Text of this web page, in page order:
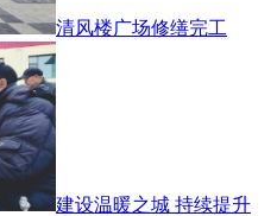
清风楼广场修缮完工
建设温暖之城 持续提升